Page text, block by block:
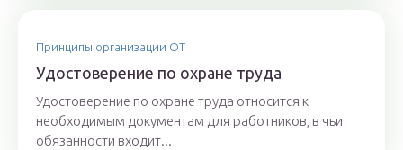
Принципы организации ОТ
Удостоверение по охране труда
Удостоверение по охране труда относится к
необходимым документам для работников, в чьи
обязанности входит...